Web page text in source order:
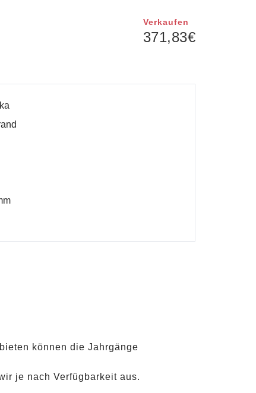
Verkaufen
371,83€
können die Jahrgänge
je nach Verfügbarkeit aus.